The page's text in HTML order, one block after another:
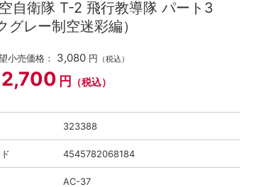
自衛隊 T-2 飛行教導隊 パート3
グレー制空迷彩編）
小売価格： 3,080 円 （税込）
2,700 円 （税込）
323388
4545782068184
AC-37